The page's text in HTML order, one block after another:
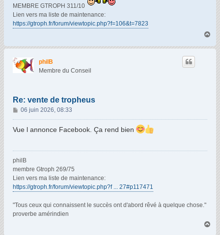
MEMBRE GTROPH 311/10
Lien vers ma liste de maintenance:
https://gtroph.fr/forum/viewtopic.php?f=106&t=7823
u
philB
Membre du Conseil
Re: vente de tropheus
M
e
s
e
06 juin 2026, 08:33
Vue l annonce Facebook. Ça rend bien
philB
membre Gtroph 269/75
Lien vers ma liste de maintenance:
https://gtroph.fr/forum/viewtopic.php?f ... 27#p117471
"Tous ceux qui connaissent le succès ont d'abord rêvé à quelque chose."
proverbe amérindien